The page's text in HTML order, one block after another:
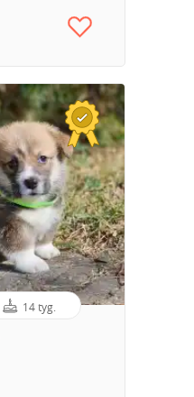
14 tyg.